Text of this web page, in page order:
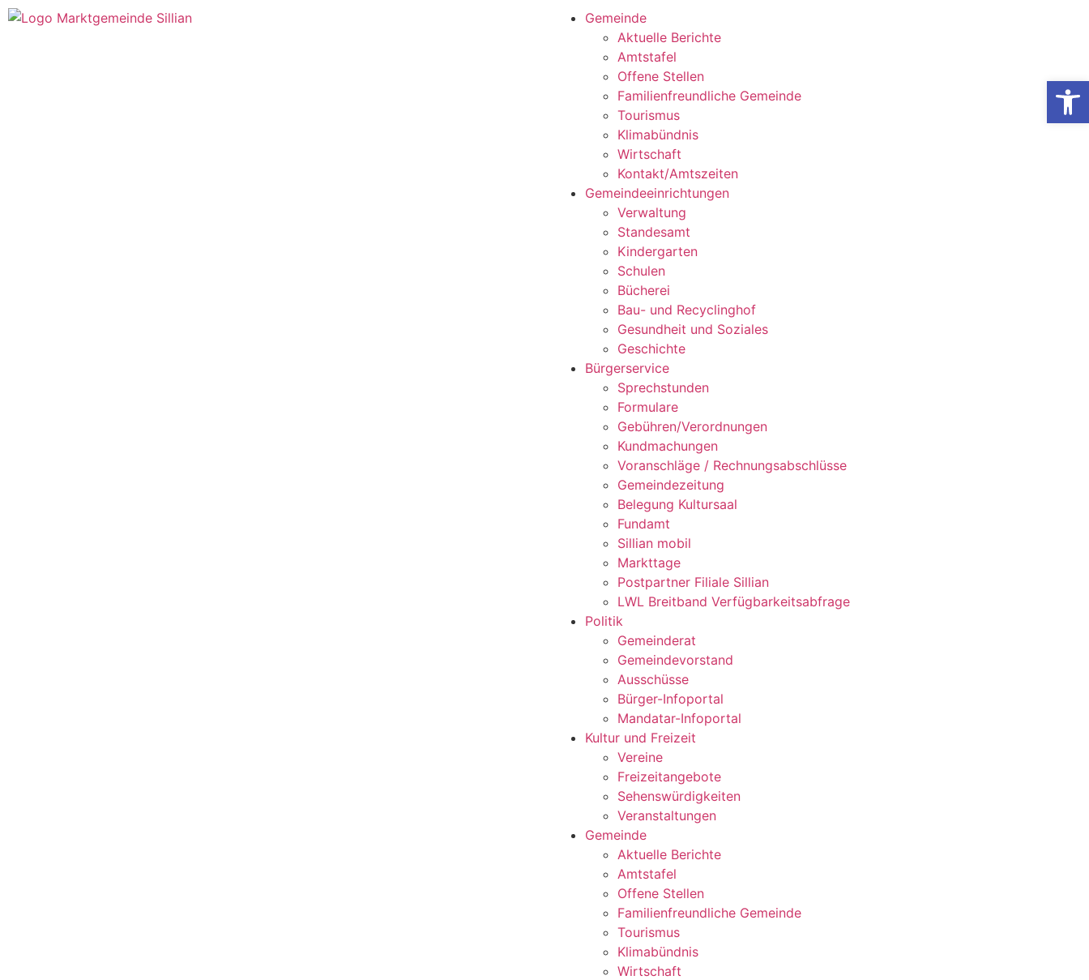
Gemeinde
Aktuelle Berichte
Amtstafel
Offene Stellen
Familienfreundliche Gemeinde
Tourismus
Klimabündnis
Wirtschaft
Kontakt/Amtszeiten
Gemeindeeinrichtungen
Verwaltung
Standesamt
Kindergarten
Schulen
Bücherei
Bau- und Recyclinghof
Gesundheit und Soziales
Geschichte
Bürgerservice
Sprechstunden
Formulare
Gebühren/Verordnungen
Kundmachungen
Voranschläge / Rechnungsabschlüsse
Gemeindezeitung
Belegung Kultursaal
Fundamt
Sillian mobil
Markttage
Postpartner Filiale Sillian
LWL Breitband Verfügbarkeitsabfrage
Politik
Gemeinderat
Gemeindevorstand
Ausschüsse
Bürger-Infoportal
Mandatar-Infoportal
Kultur und Freizeit
Vereine
Freizeitangebote
Sehenswürdigkeiten
Veranstaltungen
Gemeinde
Aktuelle Berichte
Amtstafel
Offene Stellen
Familienfreundliche Gemeinde
Tourismus
Klimabündnis
Wirtschaft